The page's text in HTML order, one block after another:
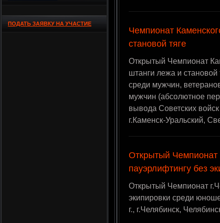
ПОДАТЬ ЗАЯВКУ НА УЧАСТИЕ
Чемпионат
становой тяге
Открытый Чемпионат
штанги лежа и становой
среди мужчин,
мужчин (абсолютное
вывода Советских
г.Каменск-Уральский,
Открытый Чемпионат
пауэрлифтингу без
Открытый Чемпионат
экипировки среди
г., г.Челябинск,